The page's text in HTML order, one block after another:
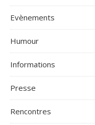
Evènements
Humour
Informations
Presse
Rencontres